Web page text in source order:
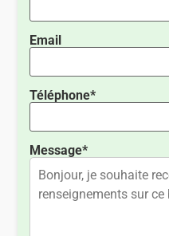
Email
Téléphone*
Message*